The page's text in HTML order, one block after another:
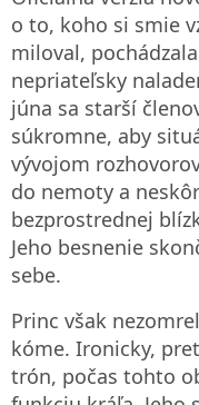
o to, koho si smie
miloval,
nepriateľsky
júna sa starší
súkromne, aby
vývojom
do nemoty a
bezprostrednej
Jeho besnenie
sebe.
Princ však
kóme. Ironicky,
trón, počas tohto